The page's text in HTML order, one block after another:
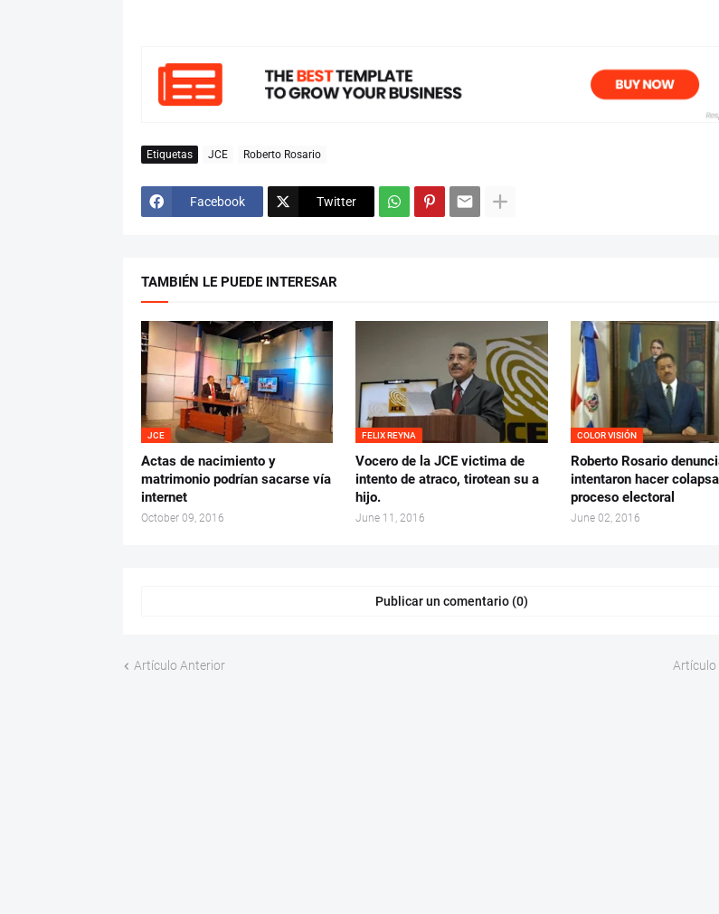
Etiquetas JCE Roberto Rosario
Facebook Twitter
TAMBIÉN LE PUEDE INTERESAR
JCE
Actas de nacimiento y
matrimonio podrían sacarse vía
internet
October 09, 2016
FELIX REYNA
Vocero de la JCE victima de
intento de atraco, tirotean su a
hijo.
June 11, 2016
COLOR VISIÓN
Roberto Rosario
intentaron hacer
proceso electoral
June 02, 2016
Publicar un comentario (0)
Artículo Anterior Artículo